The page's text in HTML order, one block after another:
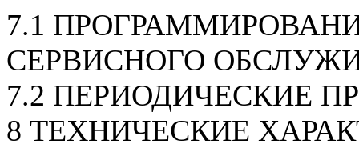
7.1
СЕРВИСНОГО
7.2 ПЕРИОДИЧЕСКИЕ
8 ТЕХНИЧЕСКИЕ